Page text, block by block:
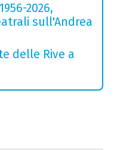
2026,
sull'Andrea
delle Rive a